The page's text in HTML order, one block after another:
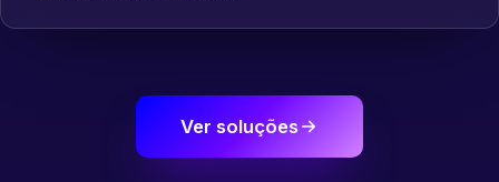
Ver soluções